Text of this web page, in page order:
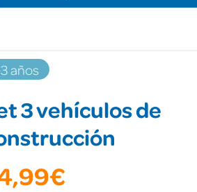
años
3 vehículos de